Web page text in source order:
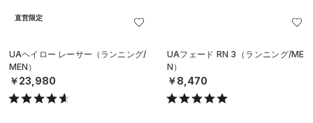
直営限定
UAヘイロー レーサー（ランニング/
MEN）
￥23,980
UAフェード RN 3（ランニング/ME
N）
￥8,470